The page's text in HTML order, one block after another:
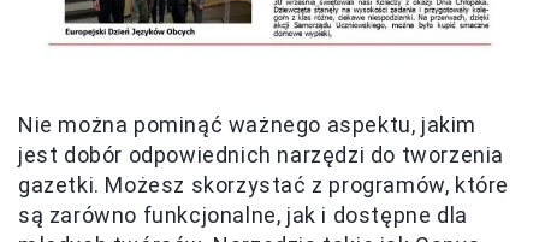
Nie można pominąć ważnego aspektu, jakim
jest dobór odpowiednich narzędzi do tworzenia
gazetki. Możesz skorzystać z programów, które
są zarówno funkcjonalne, jak i dostępne dla